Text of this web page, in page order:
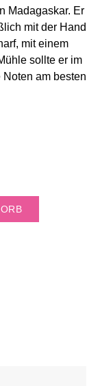
Madagaskar. Er
mit der Hand
mit einem
sollte er im
am besten